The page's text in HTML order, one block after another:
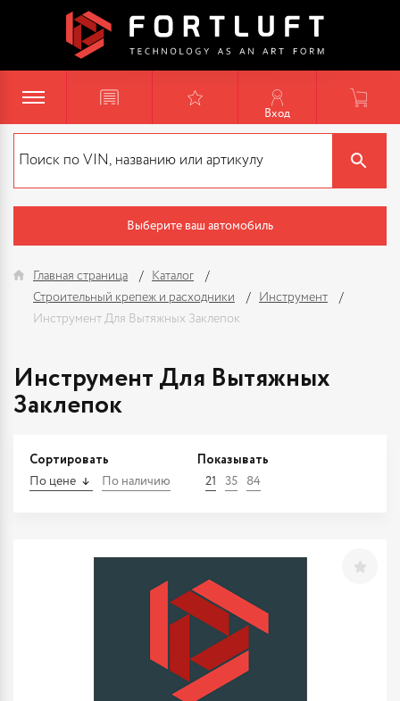
Вход
Выберите ваш автомобиль
Главная страница
Каталог
Строительный крепеж и расходники
Инструмент
Инструмент Для Вытяжных Заклепок
Инструмент Для Вытяжных
Заклепок
Сортировать
По цене По наличию
Показывать
21 35 84